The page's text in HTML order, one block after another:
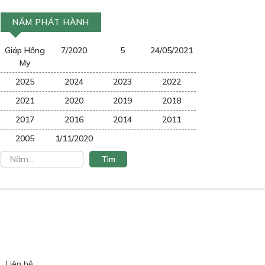
NĂM PHÁT HÀNH
Giáp Hồng
My
7/2020 5 24/05/2021
2025 2024 2023
2022
2021
2020 2019
2018
2017
2016 2014
2011
2005
1/11/2020